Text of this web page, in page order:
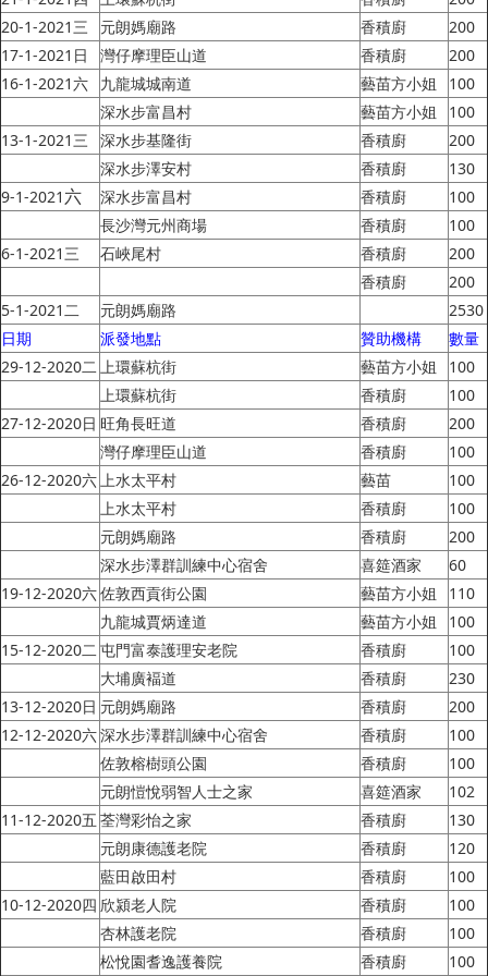
20-1-2021三
元朗媽廟路 香積廚
200
17-1-2021日
灣仔摩理臣山道 香積廚
200
16-1-2021六
九龍城城南道 藝苗方小姐
100
深水步富昌村
藝苗方小姐
100
13-1-2021三
深水步基隆街 香積廚
200
深水步澤安村
香積廚
130
9-1-2021 六 深水步富昌村 香積廚
100
長沙灣元州商場
香積廚
100
6-1-2021三
石峽尾村 香積廚
200
香積廚
200
5-1-2021二
元朗媽廟路
2530
日期
派發地點 贊助機構
數量
29-12-2020二 上環蘇杭街 藝苗方小姐
100
上環蘇杭街
香積廚
100
27-12-2020日 旺角長旺道 香積廚
200
灣仔摩理臣山道
香積廚
100
26-12-2020六 上水太平村 藝苗
100
上水太平村
香積廚
100
元朗媽廟路
香積廚
200
深水步澤群訓練中心宿舍
喜筵酒家
60
19-12-2020六佐敦西貢街公園 藝苗方小姐
110
九龍城賈炳達道
藝苗方小姐
100
15-12-2020二 屯門富泰護理安老院 香積廚
100
大埔廣褔道
香積廚
230
13-12-2020日 元朗媽廟路 香積廚
200
12-12-2020六深水步澤群訓練中心宿舍 香積廚
100
佐敦榕樹頭公園
香積廚
100
元朗愷悅弱智人士之家
喜筵酒家
102
11-12-2020五 荃灣彩怡之家 香積廚
130
元朗康德護老院
香積廚
120
藍田啟田村
香積廚
100
10-12-2020四 欣潁老人院 香積廚
100
杏林護老院
香積廚
100
松悅園耆逸護養院
香積廚 100